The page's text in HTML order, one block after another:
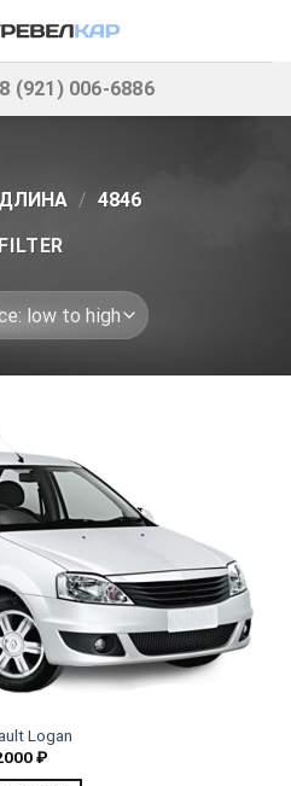
8 (921) 006-6886
ДЛИНА / 4846
FILTER
Logan
₽